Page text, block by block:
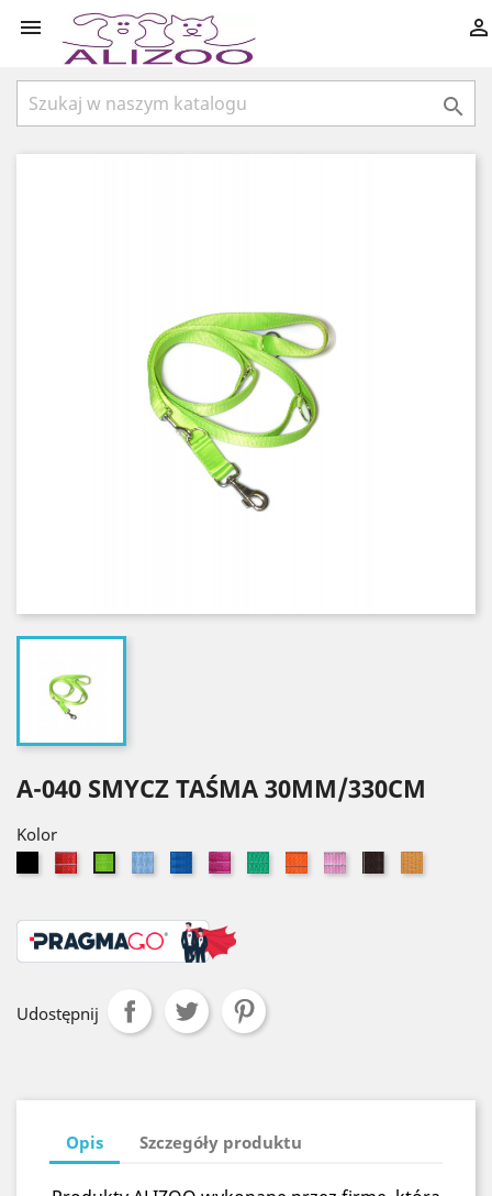
 

A-040 SMYCZ TAŚMA 30MM/330CM
Kolor
CzarnyCzerwonySeledynowy
BłękitnyNiebieski
RóżowyZielonyPomarańczowy
Jasny
Brązowy
Udostępnij
Opis Szczegóły produktu